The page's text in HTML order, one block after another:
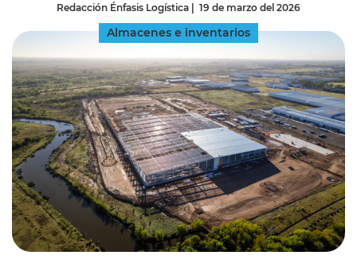
Redacción Énfasis Logística | 19 de marzo del 2026
Almacenes e inventarios